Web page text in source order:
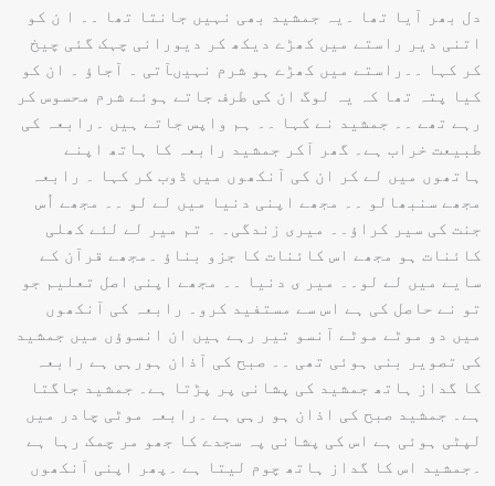
دل بھر آیا تھا ۔یہ جمشید بھی نہیں جانتا تھا ۔۔ ا ن کو
اتنی دیر راستے میں کھڑے دیکھ کر دیورانی چہک گئی چیخ
کر کہا ۔۔راستے میں کھڑے ہو شرم نہیںآتی ۔ آجاؤ ۔ ان کو
کیا پتہ تھا کہ یہ لوگ ان کی طرف جاتے ہوئے شرم محسوس کر
رہے تھے ۔۔ جمشید نے کہا ۔۔ ہم واپس جاتے ہیں ۔رابعہ کی
طبیعت خراب ہے۔ گھر آکر جمشید رابعہ کا ہاتھ اپنے
ہاتھوں میں لے کر ان کی آنکھوں میں ڈوب کر کہا ۔ رابعہ
مجھے سنبھالو ۔۔ مجھے اپنی دنیا میں لے لو ۔۔ مجھے اُس
جنت کی سیر کراؤ۔۔ میری زندگی۔ ۔ تم میر لے لئے کھلی
کائنات ہو مجھے اس کائنات کا جزو بناؤ ۔مجھے قرآن کے
سایے میں لے لو۔۔ میر ی دنیا ۔۔ مجھے اپنی اصل تعلیم جو
تو نے حاصل کی ہے اس سے مستفید کرو۔ رابعہ کی آنکھوں
میں دو موٹے موٹے آنسو تیر رہے ہیں ان انسوؤں میں جمشید
کی تصویر بنی ہوئی تھی ۔۔ صبح کی آذان ہورہی ہے رابعہ
کا گداز ہاتھ جمشید کی پشانی پر پڑتا ہے۔ جمشید جاگتا
ہے۔ جمشید صبح کی اذان ہو رہی ہے ۔رابعہ موٹی چادر میں
لپٹی ہوئی ہے اس کی پشانی پہ سجدے کا جھو مر چمک رہا ہے
۔جمشید اس کا گداز ہاتھ چوم لیتا ہے ۔پھر اپنی آنکھوں